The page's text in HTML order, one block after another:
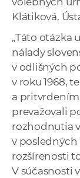
Klátiková,
„Táto otázka
nálady
v odlišných
v roku 1968,
a
prevažovali
rozhodnutia
v posledných
rozšírenosti
V súčasnosti